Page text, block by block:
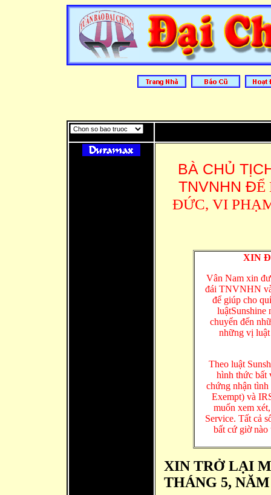
BÀ CHỦ
TNVNHN ĐỂ
ĐỨC, VI
XIN
Vân Nam xin
đái TNVNHN
để giúp cho
luậtSunshine
chuyển đến
những vị
Theo luật
hình thức bất
chứng nhận
Exempt) và
muốn xem
Service. Tất cả
bất cứ giờ nào
XIN TRỞ LẠI
THÁNG 5, NĂM